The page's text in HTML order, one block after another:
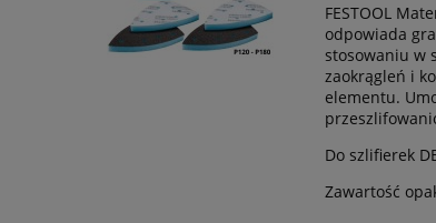
FESTOOL
odpowiada
stosowaniu w
zaokrągleń i
elementu.
Do szlifierek
Zawartość